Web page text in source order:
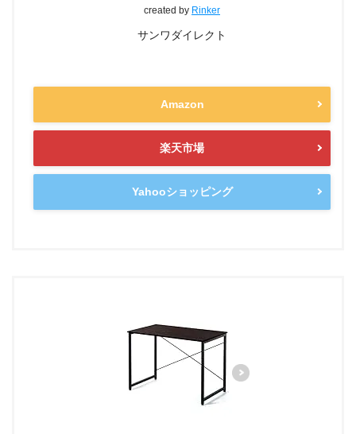
created by Rinker
サンワダイレクト
Amazon
楽天市場
Yahooショッピング